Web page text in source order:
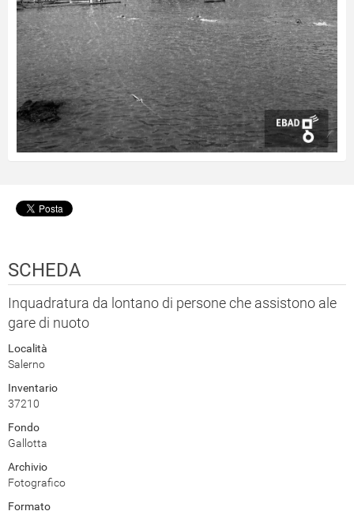
SCHEDA
Inquadratura da lontano di persone che assistono ale
gare di nuoto
Località
Salerno
Inventario
37210
Fondo
Gallotta
Archivio
Fotografico
Formato